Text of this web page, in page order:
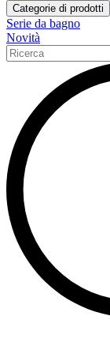
Categorie di prodotti
Serie da bagno
Novità